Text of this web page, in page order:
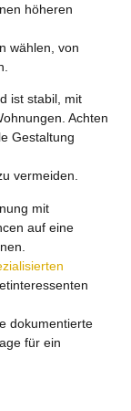
höheren
wählen, von
ist stabil, mit
Achten
Gestaltung
vermeiden.
mit
auf eine
dokumentierte
für ein